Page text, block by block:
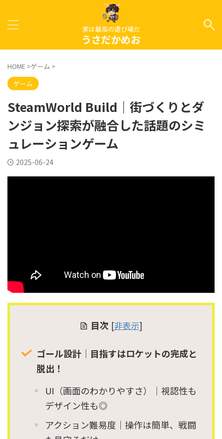
家は最高の遊び場だ
うさだかめお
HOME >ゲーム >
ゲーム
SteamWorld Build｜街づくりとダ
ンジョン探索が融合した話題のシミ
ュレーションゲーム
2025-06-24
目次 [非表示]
ゴール設計｜目指すはロケットの完成と
脱出！
UI（画面のわかりやすさ）｜視認性も
デザイン性も◎
アクション難易度｜操作は簡単、戦闘